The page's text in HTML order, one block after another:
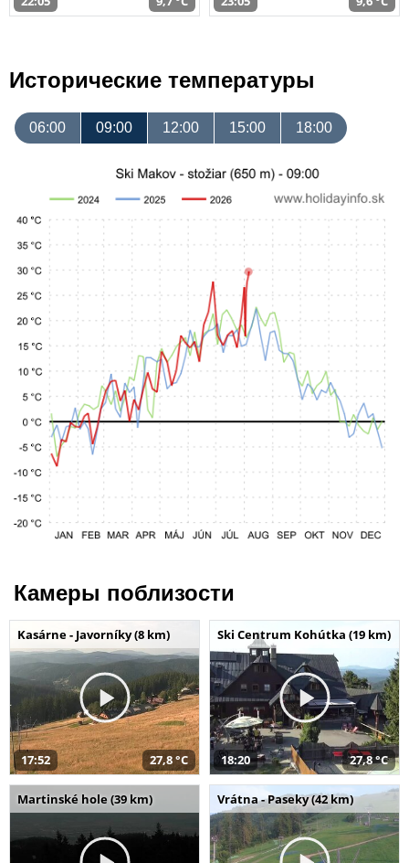
Исторические температуры
06:00 09:00 12:00 15:00 18:00
Камеры поблизости
Kasárne - Javorníky (8 km)
17:52 27,8 °C
Ski Centrum Kohútka (19 km)
18:20 27,8 °C
Martinské hole (39 km) Vrátna - Paseky (42 km)